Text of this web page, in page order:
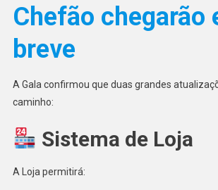
Chefão chegarão
breve
A Gala confirmou que duas grandes
caminho:
Sistema de Loja
A Loja permitirá: